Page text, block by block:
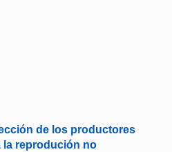
de los productores
la reprodución no